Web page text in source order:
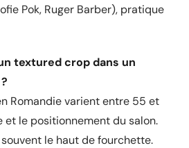
Pok, Ruger Barber), pratique
textured crop dans un
Romandie varient entre 55 et
et le positionnement du salon.
le haut de fourchette.